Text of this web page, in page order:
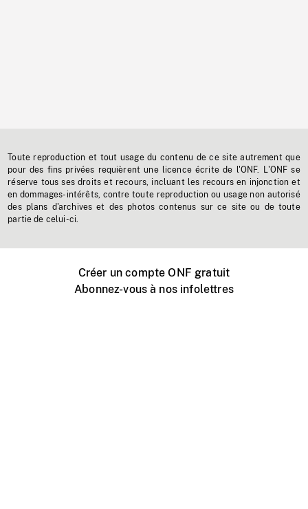
Toute reproduction et tout usage du contenu de ce site autrement que
pour des fins privées requièrent une licence écrite de l'ONF. L'ONF se
réserve tous ses droits et recours, incluant les recours en injonction et
en dommages-intérêts, contre toute reproduction ou usage non autorisé
des plans d'archives et des photos contenus sur ce site ou de toute
partie de celui-ci.
Créer un compte ONF gratuit
Abonnez-vous à nos infolettres